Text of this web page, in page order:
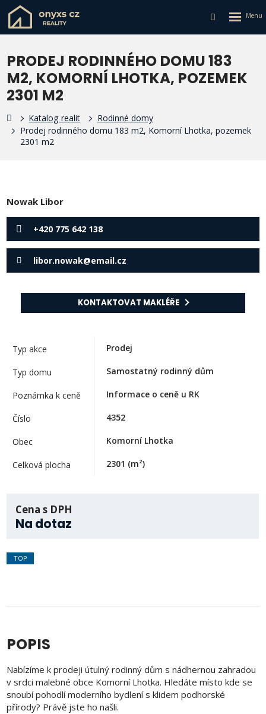
Vyhledávání
PRODEJ RODINNÉHO DOMU 183
M2, KOMORNÍ LHOTKA, POZEMEK
2301 M2
Katalog realit
Rodinné domy
Prodej rodinného domu 183 m2, Komorní Lhotka, pozemek
2301 m2
Nowak Libor
+420 775 642 138
libor.nowak@email.cz
KONTAKTOVAT MAKLÉŘE
Typ akce Prodej
Typ domu Samostatný rodinný dům
Poznámka k ceně Informace o ceně u RK
Číslo 4352
Obec Komorní Lhotka
Celková plocha 2301 (m²)
Cena s DPH
Na dotaz
TOP
POPIS
Nabízíme k prodeji útulný rodinný dům s nádhernou zahradou
v srdci malebné obce Komorní Lhotka. Hledáte místo kde se
snoubí pohodlí moderního bydlení s klidem podhorské
přírody? Právě jste ho našli.